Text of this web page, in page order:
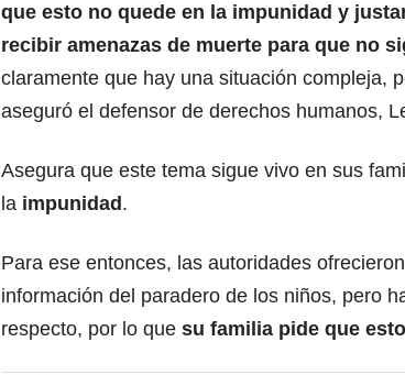
que esto no quede en la impunidad y
recibir amenazas de muerte para que no
claramente que hay una situación compleja,
aseguró el defensor de derechos humanos,
Asegura que este tema sigue vivo en sus
la impunidad .
Para ese entonces, las autoridades
información del paradero de los niños, pero
respecto, por lo que su familia pide que